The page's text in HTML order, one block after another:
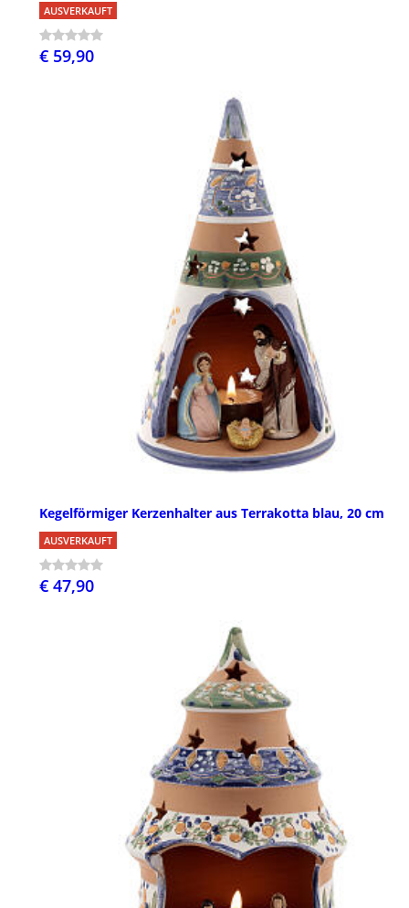
AUSVERKAUFT
€ 59,90
Kegelförmiger Kerzenhalter aus Terrakotta blau, 20 cm
AUSVERKAUFT
€ 47,90